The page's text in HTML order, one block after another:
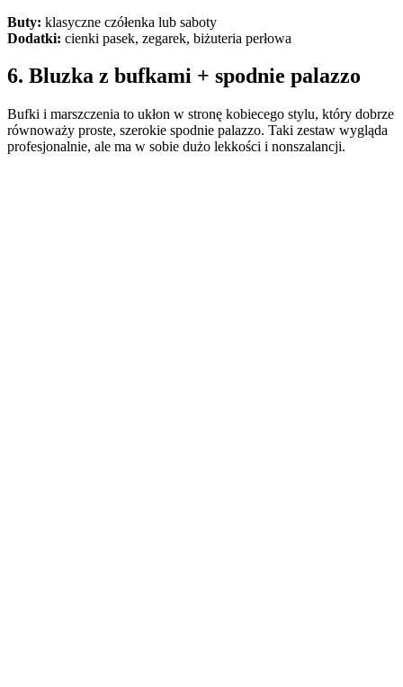
Buty: klasyczne czółenka lub saboty
Dodatki: cienki pasek, zegarek, biżuteria perłowa
6. Bluzka z bufkami + spodnie palazzo
Bufki i marszczenia to ukłon w stronę kobiecego stylu, który dobrze
równoważy proste, szerokie spodnie palazzo. Taki zestaw wygląda
profesjonalnie, ale ma w sobie dużo lekkości i nonszalancji.